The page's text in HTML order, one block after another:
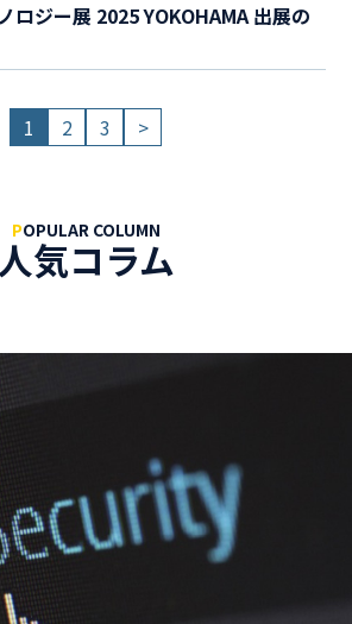
ロジー展 2025 YOKOHAMA 出展の
1 2 3 >
POPULAR COLUMN
気コラム